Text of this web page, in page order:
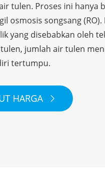
tulen. Proses ini hanya
osmosis songsang
yang disebabkan oleh
jumlah air tulen
tertumpu.
HARGA 